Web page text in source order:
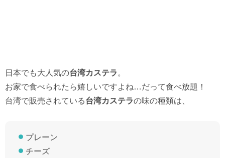
日本でも大人気の台湾カステラ 。
お家で食べられたら嬉しいですよね…だって食べ放題！
台湾で販売されている台湾カステラの味の種類は、
プレーン
チーズ